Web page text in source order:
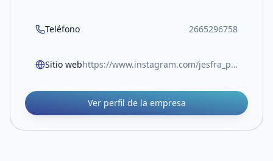
Teléfono 2665296758
Sitio web https://www.instagram.com/jesfra_pmu?igsh=MWNoYXMxa2J4dmp5Zg==
Ver perfil de la empresa